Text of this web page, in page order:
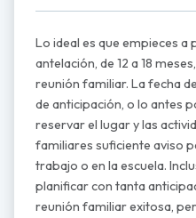
Lo ideal es que empieces a
antelación, de 12 a 18
reunión familiar. La fecha
de anticipación, o lo antes
reservar el lugar y las
familiares suficiente aviso
trabajo o en la escuela.
planificar con tanta
reunión familiar exitosa,